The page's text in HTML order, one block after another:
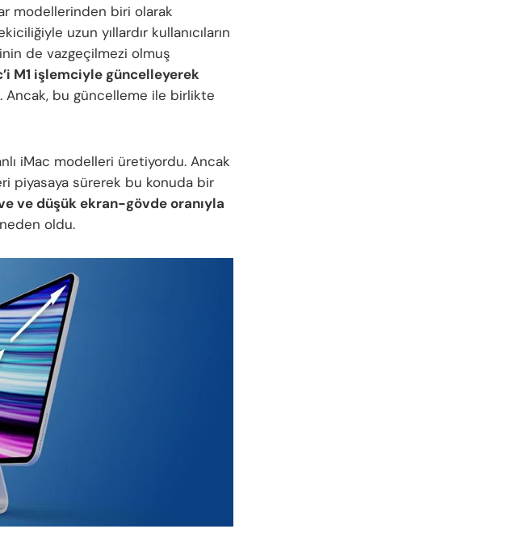
modellerinden biri olarak
uzun yıllardır kullanıcıların
de vazgeçilmezi olmuş
M1 işlemciyle güncelleyerek
Ancak, bu güncelleme ile birlikte
iMac modelleri üretiyordu. Ancak
piyasaya sürerek bu konuda bir
ve düşük ekran-gövde oranıyla
oldu.